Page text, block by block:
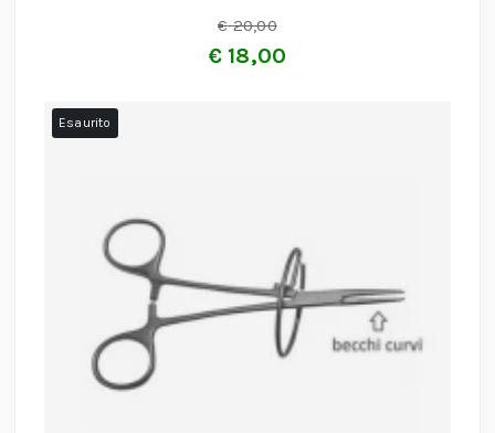
€20,00
€ 18,00
Esaurito